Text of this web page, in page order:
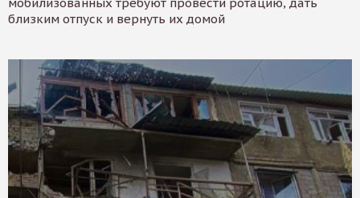
близким отпуск и вернуть их домой